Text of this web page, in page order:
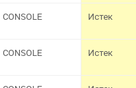
CONSOLE Истек
CONSOLE Истек